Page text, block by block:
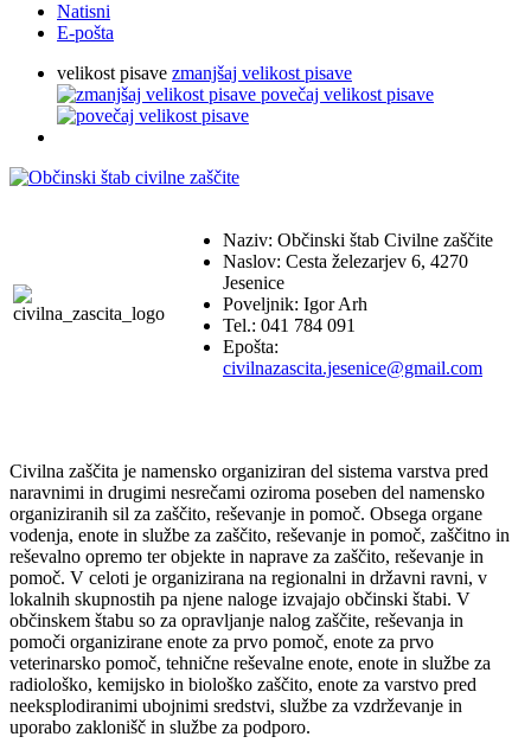
Natisni
E-pošta
velikost pisave zmanjšaj velikost pisave
povečaj velikost pisave
Naziv: Občinski štab Civilne zaščite
Naslov: Cesta železarjev 6, 4270
Jesenice
Poveljnik: Igor Arh
Tel.: 041 784 091
Epošta:
civilnazascita.jesenice@gmail.com
Civilna zaščita je namensko organiziran del sistema varstva pred
naravnimi in drugimi nesrečami oziroma poseben del namensko
organiziranih sil za zaščito, reševanje in pomoč. Obsega organe
vodenja, enote in službe za zaščito, reševanje in pomoč, zaščitno in
reševalno opremo ter objekte in naprave za zaščito, reševanje in
pomoč. V celoti je organizirana na regionalni in državni ravni, v
lokalnih skupnostih pa njene naloge izvajajo občinski štabi. V
občinskem štabu so za opravljanje nalog zaščite, reševanja in
pomoči organizirane enote za prvo pomoč, enote za prvo
veterinarsko pomoč, tehnične reševalne enote, enote in službe za
radiološko, kemijsko in biološko zaščito, enote za varstvo pred
neeksplodiranimi ubojnimi sredstvi, službe za vzdrževanje in
uporabo zaklonišč in službe za podporo.